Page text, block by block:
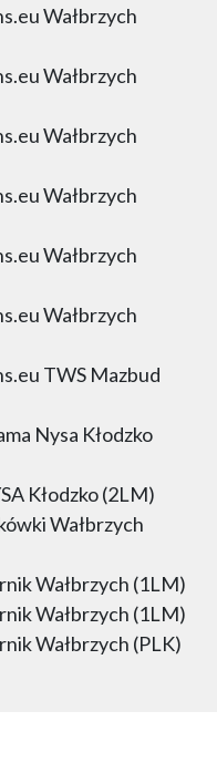
Wałbrzych
Wałbrzych
Wałbrzych
Wałbrzych
Wałbrzych
Wałbrzych
TWS Mazbud
Nysa Kłodzko
Kłodzko (2LM)
Wałbrzych
Wałbrzych (1LM)
Wałbrzych (1LM)
Wałbrzych (PLK)